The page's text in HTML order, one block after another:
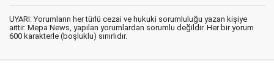
UYARI: Yorumların her türlü cezai ve hukuki sorumluluğu yazan kişiye
aittir. Mepa News, yapılan yorumlardan sorumlu değildir. Her bir yorum
600 karakterle (boşluklu) sınırlıdır.